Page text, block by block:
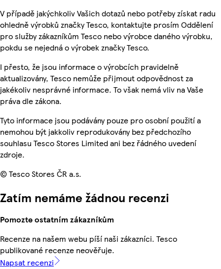
V případě jakýchkoliv Vašich dotazů nebo potřeby získat radu
ohledně výrobků značky Tesco, kontaktujte prosím Oddělení
pro služby zákazníkům Tesco nebo výrobce daného výrobku,
pokdu se nejedná o výrobek značky Tesco.
I přesto, že jsou informace o výrobcích pravidelně
aktualizovány, Tesco nemůže přijmout odpovědnost za
jakékoliv nesprávné informace. To však nemá vliv na Vaše
práva dle zákona.
Tyto informace jsou podávány pouze pro osobní použití a
nemohou být jakkoliv reprodukovány bez předchozího
souhlasu Tesco Stores Limited ani bez řádného uvedení
zdroje.
© Tesco Stores ČR a.s.
Zatím nemáme žádnou recenzi
Pomozte ostatním zákazníkům
Recenze na našem webu píší naši zákazníci. Tesco
publikované recenze neověřuje.
Napsat recenzi